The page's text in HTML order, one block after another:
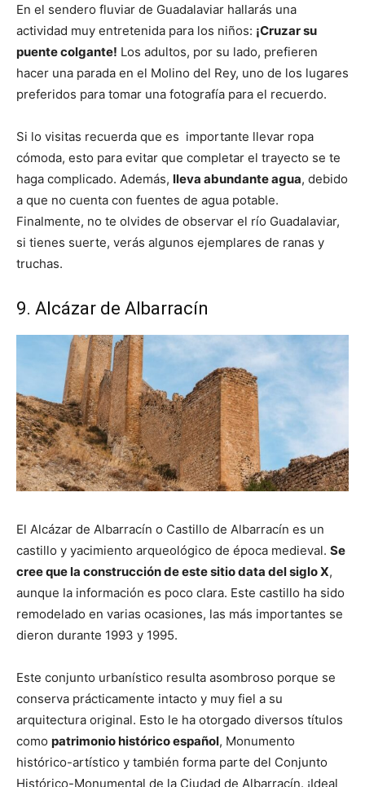
En el sendero fluviar de Guadalaviar hallarás una
actividad muy entretenida para los niños: ¡Cruzar su
puente colgante! Los adultos, por su lado, prefieren
hacer una parada en el Molino del Rey, uno de los lugares
preferidos para tomar una fotografía para el recuerdo.
Si lo visitas recuerda que es importante llevar ropa
cómoda, esto para evitar que completar el trayecto se te
haga complicado. Además, lleva abundante agua, debido
a que no cuenta con fuentes de agua potable.
Finalmente, no te olvides de observar el río Guadalaviar,
si tienes suerte, verás algunos ejemplares de ranas y
truchas.
9. Alcázar de Albarracín
El Alcázar de Albarracín o Castillo de Albarracín es un
castillo y yacimiento arqueológico de época medieval. Se
cree que la construcción de este sitio data del siglo X,
aunque la información es poco clara. Este castillo ha sido
remodelado en varias ocasiones, las más importantes se
dieron durante 1993 y 1995.
Este conjunto urbanístico resulta asombroso porque se
conserva prácticamente intacto y muy fiel a su
arquitectura original. Esto le ha otorgado diversos títulos
como patrimonio histórico español, Monumento
histórico-artístico y también forma parte del Conjunto
Histórico-Monumental de la Ciudad de Albarracín. ¡Ideal